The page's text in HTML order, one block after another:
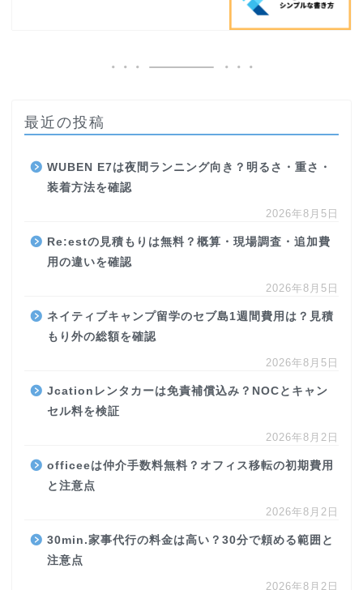
最近の投稿
WUBEN E7は夜間ランニング向き？明るさ・重さ・
装着方法を確認
2026年8月5日
Re:estの見積もりは無料？概算・現場調査・追加費
用の違いを確認
2026年8月5日
ネイティブキャンプ留学のセブ島1週間費用は？見積
もり外の総額を確認
2026年8月5日
Jcationレンタカーは免責補償込み？NOCとキャン
セル料を検証
2026年8月2日
officeeは仲介手数料無料？オフィス移転の初期費用
と注意点
2026年8月2日
30min.家事代行の料金は高い？30分で頼める範囲と
注意点
2026年8月2日